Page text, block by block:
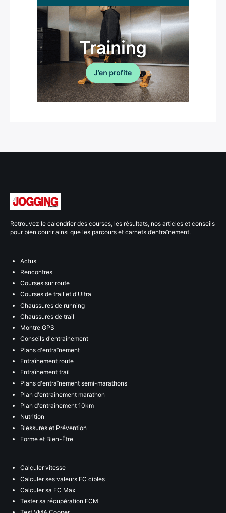
Retrouvez le calendrier des courses, les résultats, nos articles et conseils
pour bien courir ainsi que les parcours et carnets d’entraînement.
Actus
Rencontres
Courses sur route
Courses de trail et d'Ultra
Chaussures de running
Chaussures de trail
Montre GPS
Conseils d'entraînement
Plans d'entraînement
Entraînement route
Entraînement trail
Plans d'entraînement semi-marathons
Plan d'entraînement marathon
Plan d'entraînement 10km
Nutrition
Blessures et Prévention
Forme et Bien-Être
Calculer vitesse
Calculer ses valeurs FC cibles
Calculer sa FC Max
Tester sa récupération FCM